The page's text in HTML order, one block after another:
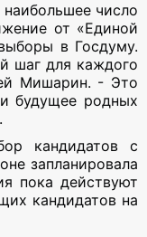
число
от «Единой
в Госдуму.
шаг для каждого
Мишарин. - Это
будущее родных
кандидатов с
запланировала
пока действуют
кандидатов на